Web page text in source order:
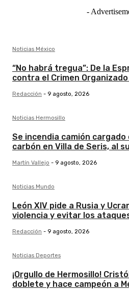
-
Noticias México
“No habrá tregua”: De la
contra el Crimen
Redacción - 9 agosto, 2026
Noticias Hermosillo
Se incendia camión
carbón en Villa de Seris, al
Martín Vallejo - 9 agosto, 2026
Noticias Mundo
León XIV pide a Rusia y
violencia y evitar los
Redacción - 9 agosto, 2026
Noticias Deportes
¡Orgullo de Hermosillo!
doblete y hace campeón a